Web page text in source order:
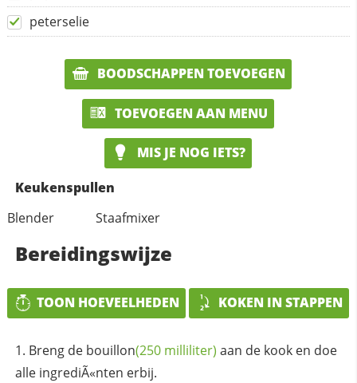
peterselie
BOODSCHAPPEN TOEVOEGEN
TOEVOEGEN AAN MENU
MIS JE NOG IETS?
Keukenspullen
Blender
Staafmixer
Bereidingswijze
TOON HOEVEELHEDEN KOKEN IN STAPPEN
Breng de bouillon(250 milliliter) aan de kook en doe
alle ingrediÃ«nten erbij.